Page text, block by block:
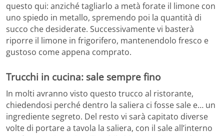
questo qui: anziché tagliarlo a metà forate il limone con
uno spiedo in metallo, spremendo poi la quantità di
succo che desiderate. Successivamente vi basterà
riporre il limone in frigorifero, mantenendolo fresco e
gustoso come appena comprato.
Trucchi in cucina: sale sempre fino
In molti avranno visto questo trucco al ristorante,
chiedendosi perché dentro la saliera ci fosse sale e… un
ingrediente segreto. Del resto vi sarà capitato diverse
volte di portare a tavola la saliera, con il sale all’interno